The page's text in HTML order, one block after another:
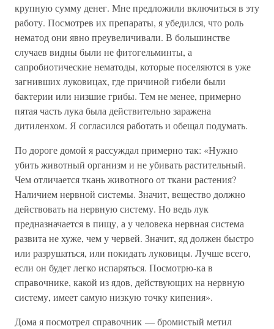
крупную сумму денег. Мне предложили включиться в эту
работу. Посмотрев их препараты, я убедился, что роль
нематод они явно преувеличивали. В большинстве
случаев видны были не фитогельминты, а
сапробиотические нематоды, которые поселяются в уже
загнивших луковицах, где причиной гибели были
бактерии или низшие грибы. Тем не менее, примерно
пятая часть лука была действительно заражена
дитиленхом. Я согласился работать и обещал подумать.
По дороге домой я рассуждал примерно так: «Нужно
убить животный организм и не убивать растительный.
Чем отличается ткань животного от ткани растения?
Наличием нервной системы. Значит, вещество должно
действовать на нервную систему. Но ведь лук
предназначается в пищу, а у человека нервная система
развита не хуже, чем у червей. Значит, яд должен быстро
или разрушаться, или покидать луковицы. Лучше всего,
если он будет легко испаряться. Посмотрю-ка в
справочнике, какой из ядов, действующих на нервную
систему, имеет самую низкую точку кипения».
Дома я посмотрел справочник — бромистый метил